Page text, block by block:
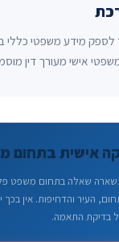
לספק מידע משפטי כללי
אישי מעורך דין
אישית בתחום
שאלה בתחום משפט
העיר והדחיפות. אין בכך
בדיקת התאמה.